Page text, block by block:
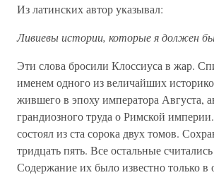
Из латинских автор указывал:
Ливиевы истории, которые я должен
Эти слова бросили Клоссиуса в жар.
именем одного из величайших
жившего в эпоху императора Августа,
грандиозного труда о Римской
состоял из ста сорока двух томов.
тридцать пять. Все остальные
Содержание их было известно только в